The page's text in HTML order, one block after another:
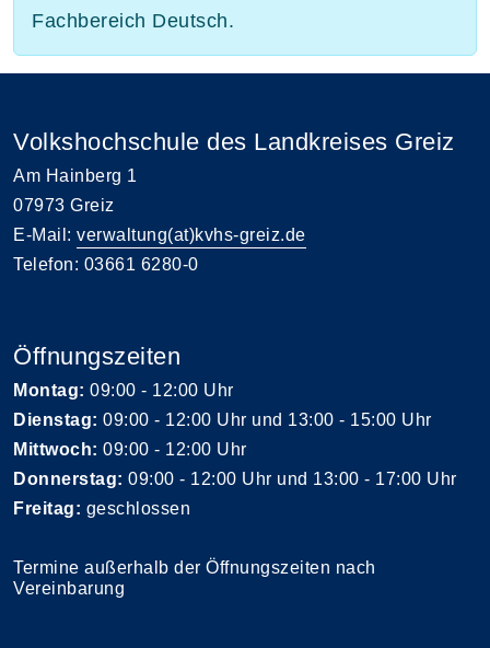
Fachbereich Deutsch.
Volkshochschule des Landkreises Greiz
Am Hainberg 1
07973 Greiz
E-Mail: verwaltung(at)kvhs-greiz.de
Telefon: 03661 6280-0
Öffnungszeiten
Montag: 09:00 - 12:00 Uhr
Dienstag: 09:00 - 12:00 Uhr und 13:00 - 15:00 Uhr
Mittwoch: 09:00 - 12:00 Uhr
Donnerstag: 09:00 - 12:00 Uhr und 13:00 - 17:00 Uhr
Freitag: geschlossen
Termine außerhalb der Öffnungszeiten nach
Vereinbarung